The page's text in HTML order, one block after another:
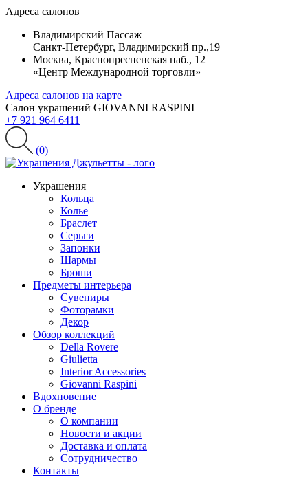
Адреса салонов
Владимирский Пассаж
Санкт-Петербург, Владимирский пр.,19
Москва, Краснопресненская наб., 12
«Центр Международной торговли»
Адреса салонов на карте
Салон украшений GIOVANNI RASPINI
+7 921 964 6411
(0)
Украшения
Кольца
Колье
Браслет
Серьги
Запонки
Шармы
Броши
Предметы интерьера
Сувениры
Фоторамки
Декор
Обзор коллекций
Della Rovere
Giulietta
Interior Accessories
Giovanni Raspini
Вдохновение
О бренде
О компании
Новости и акции
Доставка и оплата
Сотрудничество
Контакты